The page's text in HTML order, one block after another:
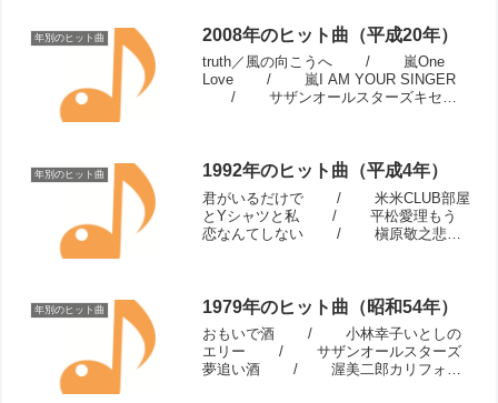
年別のヒット曲 2008年のヒット曲（平成20年）
truth／風の向こうへ / 嵐One
Love / 嵐I AM YOUR SINGER
/ サザンオールスターズキセキ
年別のヒット曲 1992年のヒット曲（平成4年）
君がいるだけで / 米米CLUB部屋
とYシャツと私 / 平松愛理もう
恋なんてしない / 槇原敬之悲し
年別のヒット曲 1979年のヒット曲（昭和54年）
おもいで酒 / 小林幸子いとしの
エリー / サザンオールスターズ
夢追い酒 / 渥美二郎カリフォル